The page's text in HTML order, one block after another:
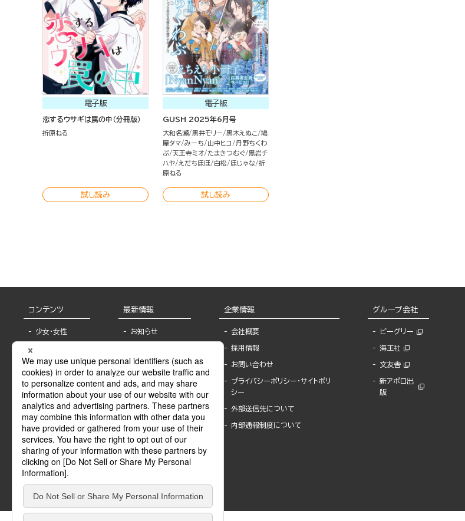
電子版
恋するウサギは罠の中（分冊版）
折原ねる
試し読み
電子版
GUSH 2025年6月号
大和名瀬 黒井モリー 黒木えぬこ
鳩
屋タマ みーち 山中ヒコ
丹野ちくわ
ぶ 天王寺ミオ たまきつむぐ 黒岩チ
ハヤ
えだちほほ 白松 ほじゃな 折
原ねる
試し読み
コンテンツ
少女・女性
BL
ライトノベル
青年・一般
グラビア・写真
モーター誌
SPECIAL
Sublicense
最新情報
お知らせ
報
書店様へ
海外ライセンシー
公式SNSアカウ
ント
作家一覧
Keyword list
Author list
企業情報
会社概要
採用情報
お問い合わせ
プライバシーポリシー・サイトポリ
シー
外部送信先について
内部通報制度について
グループ会社
ビーグリー
海王社
文友舎
新アポロ出
版